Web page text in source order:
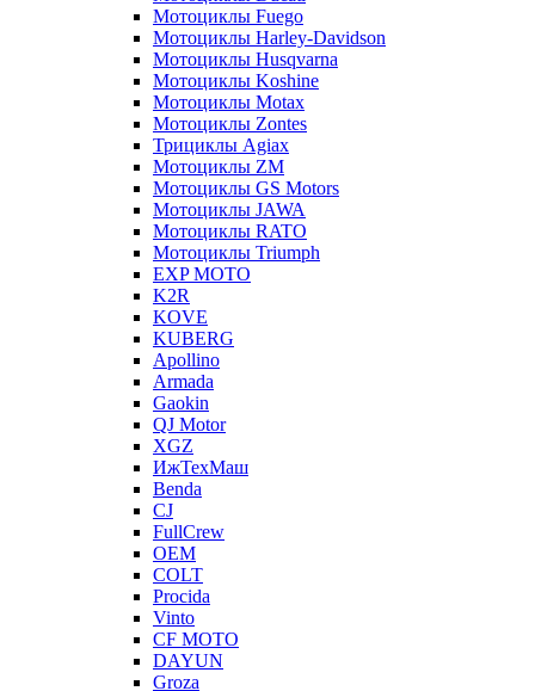
Мотоциклы Fuego
Мотоциклы Harley-Davidson
Мотоциклы Husqvarna
Мотоциклы Koshine
Мотоциклы Motax
Мотоциклы Zontes
Трициклы Agiax
Мотоциклы ZM
Мотоциклы GS Motors
Мотоциклы JAWA
Мотоциклы RATO
Мотоциклы Triumph
EXP MOTO
K2R
KOVE
KUBERG
Apollino
Armada
Gaokin
QJ Motor
XGZ
ИжТехМаш
Benda
CJ
FullCrew
OEM
COLT
Procida
Vinto
CF MOTO
DAYUN
Groza